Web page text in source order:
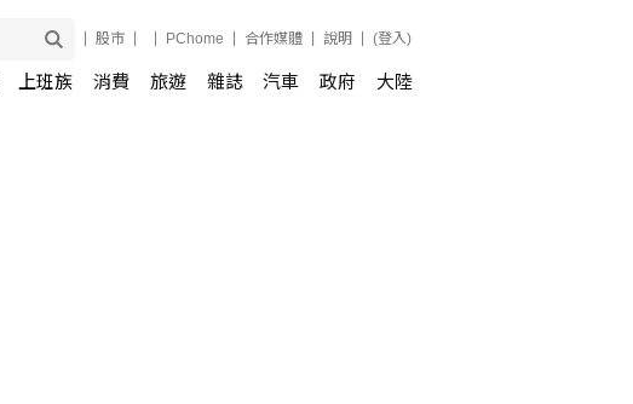
股市 PChome 合作媒體 說明 (登入)
上班族 消費 旅遊 雜誌 汽車 政府 大陸